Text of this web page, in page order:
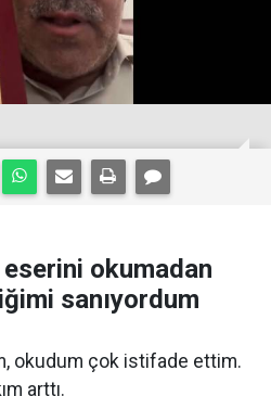
okumadan
sanıyordum
okudum çok istifade ettim.
arttı.